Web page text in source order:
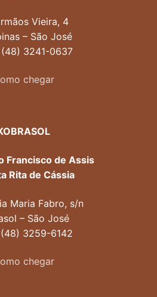
Vieira, 4
– São José
(48) 3241-0637
chegar
Francisco de Assis
Rita de Cássia
Maria Fabro, s/n
– São José
(48) 3259-6142
chegar